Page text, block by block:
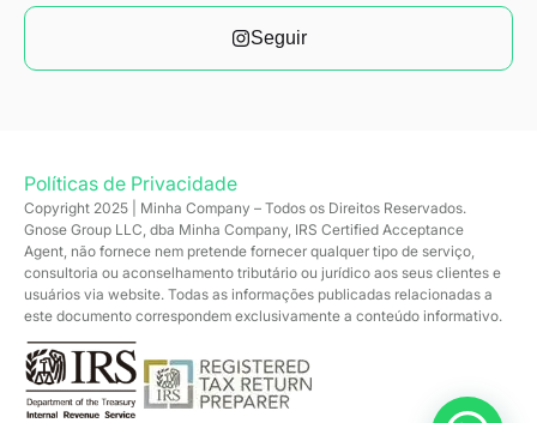
Seguir
Políticas de Privacidade
Copyright 2025 | Minha Company – Todos os Direitos Reservados.
Gnose Group LLC, dba Minha Company, IRS Certified Acceptance
Agent, não fornece nem pretende fornecer qualquer tipo de serviço,
consultoria ou aconselhamento tributário ou jurídico aos seus clientes e
usuários via website. Todas as informações publicadas relacionadas a
este documento correspondem exclusivamente a conteúdo informativo.